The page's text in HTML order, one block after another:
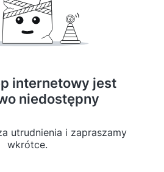
internetowy jest
niedostępny
utrudnienia i zapraszamy
wkrótce.